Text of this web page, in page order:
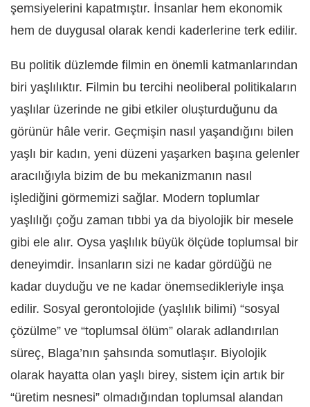
şemsiyelerini kapatmıştır. İnsanlar hem ekonomik
hem de duygusal olarak kendi kaderlerine terk edilir.
Bu politik düzlemde filmin en önemli katmanlarından
biri yaşlılıktır. Filmin bu tercihi neoliberal politikaların
yaşlılar üzerinde ne gibi etkiler oluşturduğunu da
görünür hâle verir. Geçmişin nasıl yaşandığını bilen
yaşlı bir kadın, yeni düzeni yaşarken başına gelenler
aracılığıyla bizim de bu mekanizmanın nasıl
işlediğini görmemizi sağlar. Modern toplumlar
yaşlılığı çoğu zaman tıbbi ya da biyolojik bir mesele
gibi ele alır. Oysa yaşlılık büyük ölçüde toplumsal bir
deneyimdir. İnsanların sizi ne kadar gördüğü ne
kadar duyduğu ve ne kadar önemsedikleriyle inşa
edilir. Sosyal gerontolojide (yaşlılık bilimi) “sosyal
çözülme” ve “toplumsal ölüm” olarak adlandırılan
süreç, Blaga’nın şahsında somutlaşır. Biyolojik
olarak hayatta olan yaşlı birey, sistem için artık bir
“üretim nesnesi” olmadığından toplumsal alandan